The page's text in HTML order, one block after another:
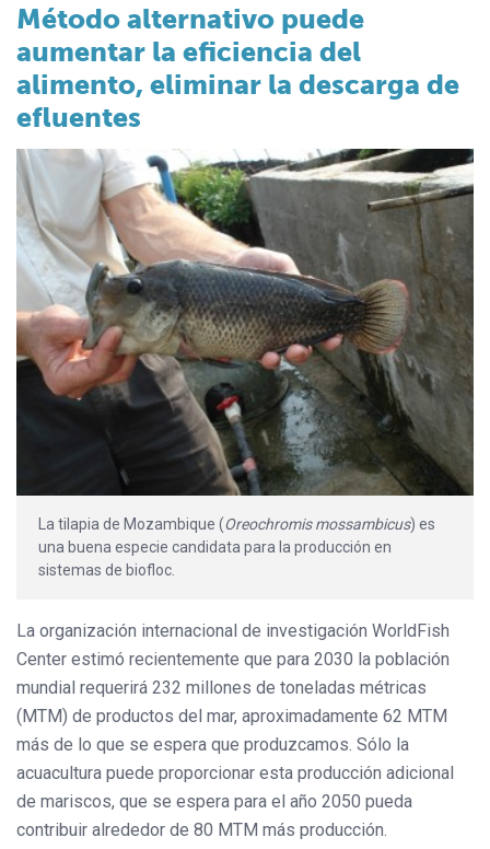
Método alternativo puede
aumentar la eficiencia del
alimento, eliminar la descarga de
efluentes
La tilapia de Mozambique (Oreochromis mossambicus) es
una buena especie candidata para la producción en
sistemas de biofloc.
La organización internacional de investigación WorldFish
Center estimó recientemente que para 2030 la población
mundial requerirá 232 millones de toneladas métricas
(MTM) de productos del mar, aproximadamente 62 MTM
más de lo que se espera que produzcamos. Sólo la
acuacultura puede proporcionar esta producción adicional
de mariscos, que se espera para el año 2050 pueda
contribuir alrededor de 80 MTM más producción.